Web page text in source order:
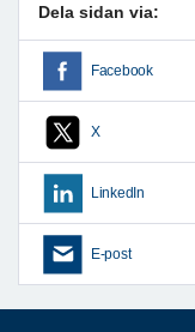
Dela sidan via:
Facebook
X
LinkedIn
E-post